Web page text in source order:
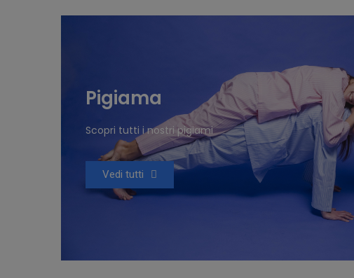
Pigiama
Scopri tutti i nostri pigiami
Vedi tutti